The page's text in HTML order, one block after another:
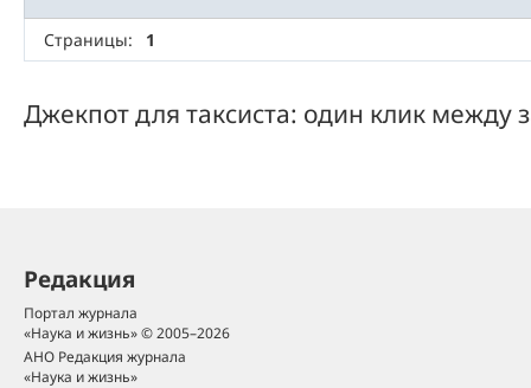
Страницы: 1
Джекпот для таксиста: один клик между
Редакция
Портал журнала
«Наука и жизнь» © 2005–2026
АНО Редакция журнала
«Наука и жизнь»